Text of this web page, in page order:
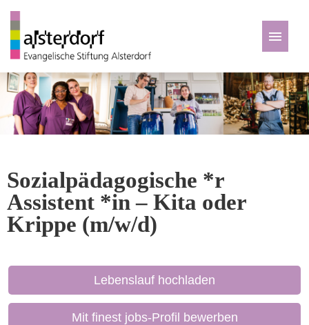
Deutsch
Zu den Jobs
Sozialpädagogische *r
Assistent *in – Kita oder
Krippe (m/w/d)
Lebenslauf hochladen
Mit finest jobs-Profil bewerben